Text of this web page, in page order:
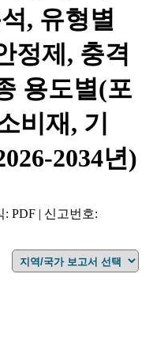
, 유형별
정제, 충격
용도별(포
비재, 기
2034년)
: PDF | 신고번호: